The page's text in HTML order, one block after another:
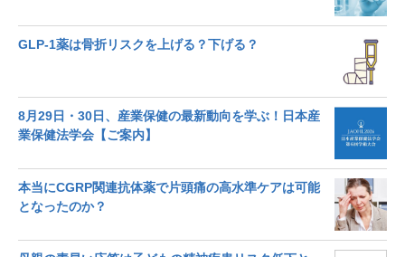
GLP-1薬は骨折リスクを上げる？下げる？
8月29日・30日、産業保健の最新動向を学ぶ！日本産
業保健法学会【ご案内】
本当にCGRP関連抗体薬で片頭痛の高水準ケアは可能
となったのか？